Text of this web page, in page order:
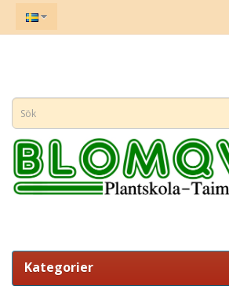
Kategorier